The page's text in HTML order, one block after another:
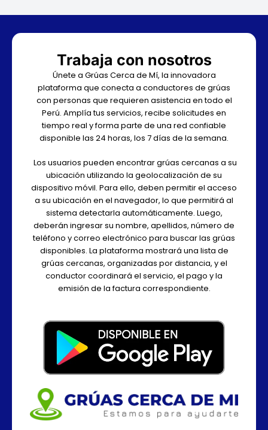
Trabaja con nosotros
Únete a Grúas Cerca de Mí, la innovadora
plataforma que conecta a conductores de grúas
con personas que requieren asistencia en todo el
Perú. Amplía tus servicios, recibe solicitudes en
tiempo real y forma parte de una red confiable
disponible las 24 horas, los 7 días de la semana.
Los usuarios pueden encontrar grúas cercanas a su
ubicación utilizando la geolocalización de su
dispositivo móvil. Para ello, deben permitir el acceso
a su ubicación en el navegador, lo que permitirá al
sistema detectarla automáticamente. Luego,
deberán ingresar su nombre, apellidos, número de
teléfono y correo electrónico para buscar las grúas
disponibles. La plataforma mostrará una lista de
grúas cercanas, organizadas por distancia, y el
conductor coordinará el servicio, el pago y la
emisión de la factura correspondiente.